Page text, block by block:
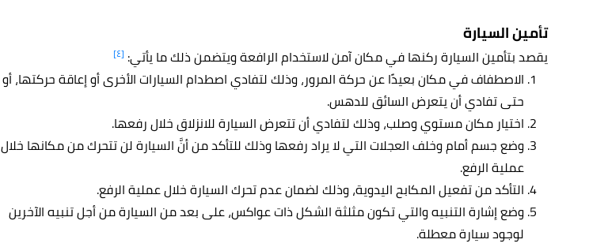
تأمين السيارة
يقصد بتأمين السيارة ركنها في مكان آمن لاستخدام الرافعة ويتضمن ذلك ما يأتي: [٤]
الاصطفاف في مكان بعيدًا عن حركة المرور، وذلك لتفادي اصطدام السيارات الأخرى أو إعاقة حركتها، أو
حتى تفادي أن يتعرض السائق للدهس.
اختيار مكان مستوي وصلب، وذلك لتفادي أن تتعرض السيارة للانزلاق خلال رفعها.
وضع جسم أمام وخلف العجلات التي لا يراد رفعها وذلك للتأكد من أنَّ السيارة لن تتحرك من مكانها خلال
عملية الرفع.
التأكد من تفعيل المكابح اليدوية، وذلك لضمان عدم تحرك السيارة خلال عملية الرفع.
وضع إشارة التنبيه والتي تكون مثلثة الشكل ذات عواكس، على بعد من السيارة من أجل تنبيه الآخرين
لوجود سيارة معطلة.